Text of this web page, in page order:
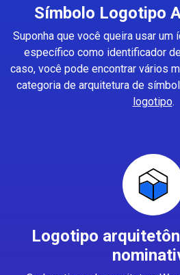
Símbolo Logotipo
Suponha que você queira usar
específico como identificador
caso, você pode encontrar vários
categoria de arquitetura de
logotipo.
Logotipo